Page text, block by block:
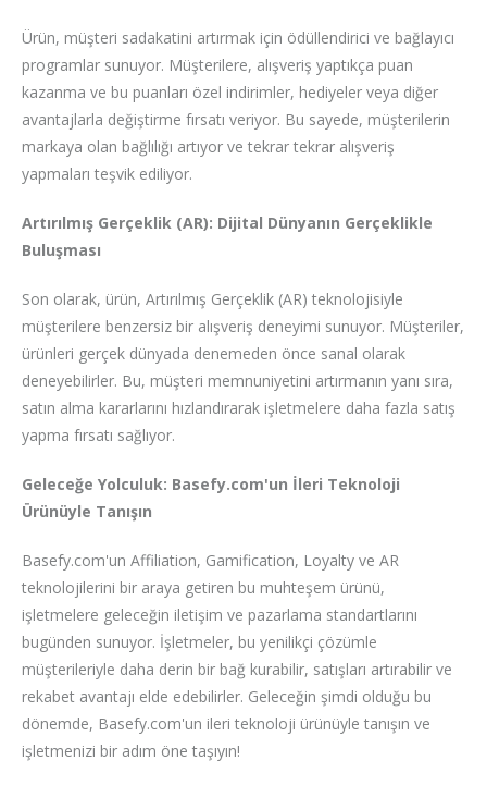
Ürün, müşteri sadakatini artırmak için ödüllendirici ve bağlayıcı
programlar sunuyor. Müşterilere, alışveriş yaptıkça puan
kazanma ve bu puanları özel indirimler, hediyeler veya diğer
avantajlarla değiştirme fırsatı veriyor. Bu sayede, müşterilerin
markaya olan bağlılığı artıyor ve tekrar tekrar alışveriş
yapmaları teşvik ediliyor.
Artırılmış Gerçeklik (AR): Dijital Dünyanın Gerçeklikle
Buluşması
Son olarak, ürün, Artırılmış Gerçeklik (AR) teknolojisiyle
müşterilere benzersiz bir alışveriş deneyimi sunuyor. Müşteriler,
ürünleri gerçek dünyada denemeden önce sanal olarak
deneyebilirler. Bu, müşteri memnuniyetini artırmanın yanı sıra,
satın alma kararlarını hızlandırarak işletmelere daha fazla satış
yapma fırsatı sağlıyor.
Geleceğe Yolculuk: Basefy.com'un İleri Teknoloji
Ürünüyle Tanışın
Basefy.com'un Affiliation, Gamification, Loyalty ve AR
teknolojilerini bir araya getiren bu muhteşem ürünü,
işletmelere geleceğin iletişim ve pazarlama standartlarını
bugünden sunuyor. İşletmeler, bu yenilikçi çözümle
müşterileriyle daha derin bir bağ kurabilir, satışları artırabilir ve
rekabet avantajı elde edebilirler. Geleceğin şimdi olduğu bu
dönemde, Basefy.com'un ileri teknoloji ürünüyle tanışın ve
işletmenizi bir adım öne taşıyın!